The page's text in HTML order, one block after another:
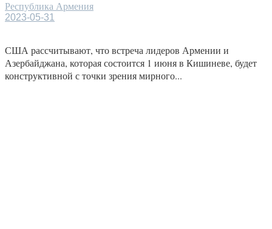
Республика Армения
2023-05-31
США рассчитывают, что встреча лидеров Армении и
Азербайджана, которая состоится 1 июня в Кишиневе, будет
конструктивной с точки зрения мирного...